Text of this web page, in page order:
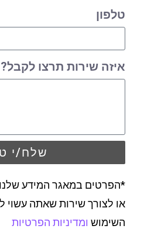
טלפון
איזה שירות תרצו
שלח/י
*הפרטים במאגר המידע
או לצורך שירות שאתה
השימוש ומדיניות הפרטיות